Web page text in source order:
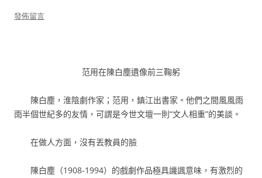
發佈留言
范用在陳白塵遺像前三鞠躬
陳白塵，淮陰劇作家；范用，鎮江出書家。他們之間風風雨
雨半個世紀多的友情，可謂是今世文壇一則“文人相重”的美談。
在做人方面，沒有丟教員的臉
陳白塵（1908-1994）的戲劇作品極具譏諷意味，有激烈的